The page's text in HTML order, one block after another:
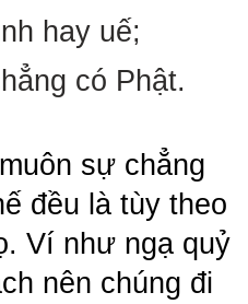
hay uế;
có Phật.
sự chẳng
đều là tùy theo
Ví như ngạ quỷ
nên chúng đi